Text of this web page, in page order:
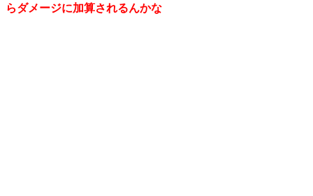
らダメージに加算されるんかな